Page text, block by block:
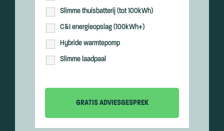
Slimme thuisbatterij (tot 100kWh)
C&I energieopslag (100kWh+)
Hybride warmtepomp
Slimme laadpaal